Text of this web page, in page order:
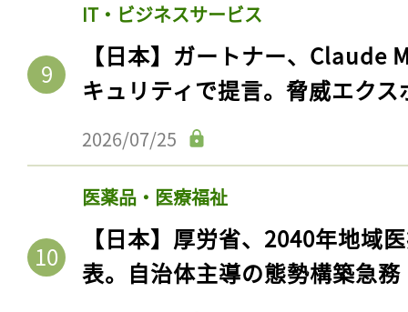
IT・ビジネスサービス
【日本】ガートナー、Claude
キュリティで提言。脅威エク
2026/07/25
医薬品・医療福祉
【日本】厚労省、2040年地域
表。自治体主導の態勢構築急務